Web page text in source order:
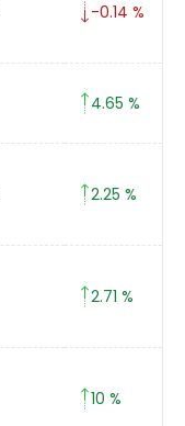
-0.14 %
4.65 %
2.25 %
2.71 %
10 %